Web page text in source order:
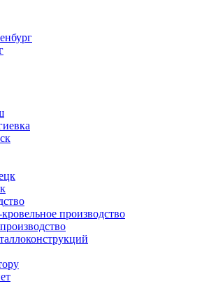
производство